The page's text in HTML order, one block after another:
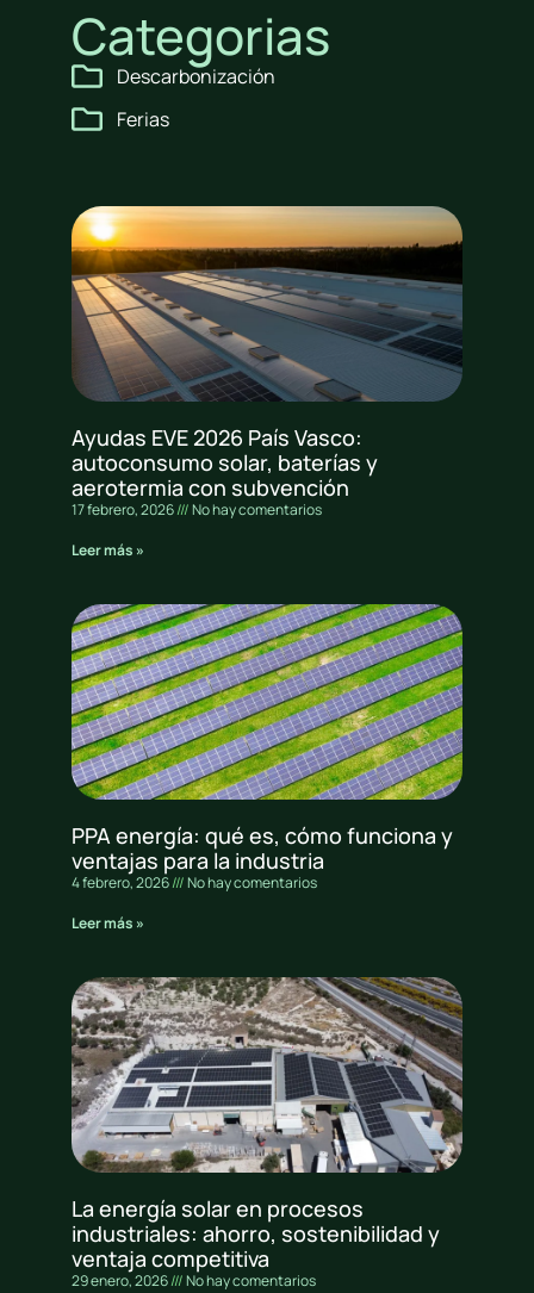
Categorias
Descarbonización
Ferias
Ayudas EVE 2026 País Vasco:
autoconsumo solar, baterías y
aerotermia con subvención
17 febrero, 2026
No hay comentarios
Leer más »
PPA energía: qué es, cómo funciona y
ventajas para la industria
4 febrero, 2026
No hay comentarios
Leer más »
La energía solar en procesos
industriales: ahorro, sostenibilidad y
ventaja competitiva
29 enero, 2026
No hay comentarios